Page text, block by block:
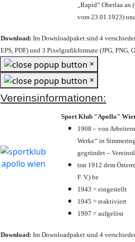
„Rapid“ Oberlaa an
vom 23.01.1923)
Download: Im Downloadpaket sind 4
EPS, PDF) und 3 Pixelgrafikformate (JPG, PNG,
×
×
Vereinsinformationen:
Sport Klub "Apollo"
1908 – von
Werke“ in
gegründet –
trat 1912 dem
F. V.) be
1943 = eingestellt
1945 = reaktiviert
1997 = aufgelöst
Download: Im Downloadpaket sind 4